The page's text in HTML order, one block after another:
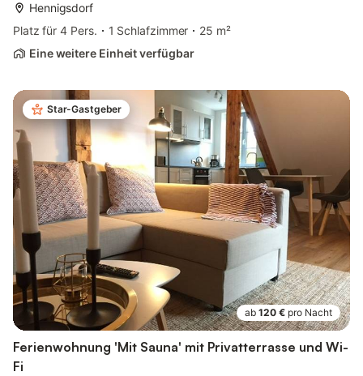
Hennigsdorf
Platz für 4 Pers.
1 Schlafzimmer
25 m²
Eine weitere Einheit verfügbar
Star-Gastgeber
ab 120 € pro Nacht
Ferienwohnung 'Mit Sauna' mit Privatterrasse und Wi-
Fi